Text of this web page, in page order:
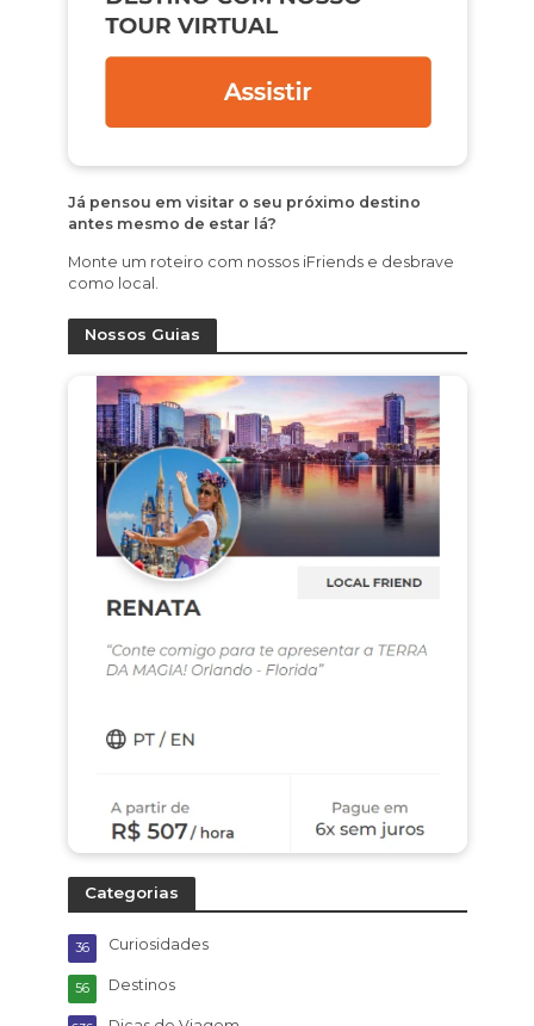
Já pensou em visitar o seu próximo destino
antes mesmo de estar lá?
Monte um roteiro com nossos iFriends e desbrave
como local.
Nossos Guias
Categorias
Curiosidades
36
Destinos
56